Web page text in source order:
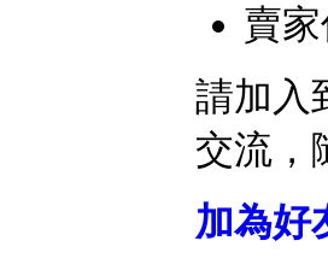
賣
請加入
交流，
加為好